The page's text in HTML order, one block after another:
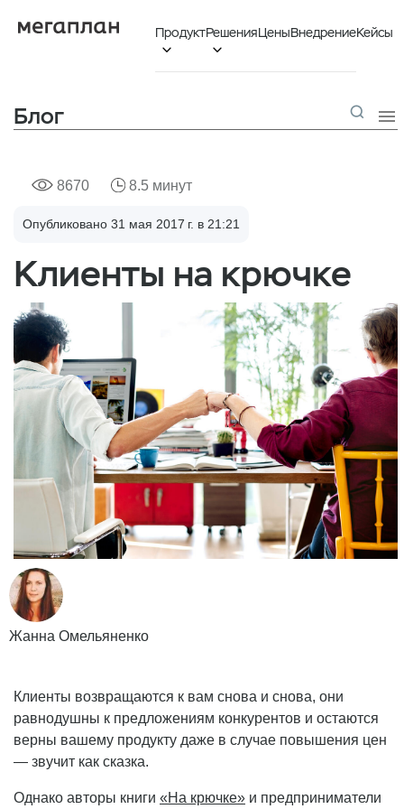
Продукт

Решения

ЦеныВнедрениеКейсы
Блог 
8670 8.5 минут
Опубликовано 31 мая 2017 г. в 21:21
Клиенты на крючке
Клиенты возвращаются к вам снова и снова, они
равнодушны к предложениям конкурентов и остаются
верны вашему продукту даже в случае повышения цен
— звучит как сказка.
Однако авторы книги «На крючке» и предприниматели
Жанна Омельяненко